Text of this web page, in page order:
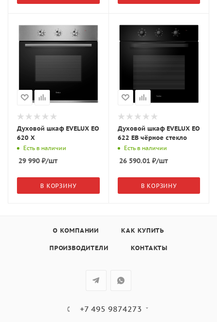
Духовой шкаф EVELUX EO
620 X
Есть в наличии
29 990 ₽/шт
В КОРЗИНУ
Духовой шкаф EVELUX EO
622 EB чёрное стекло
Есть в наличии
26 590.01₽/шт
В КОРЗИНУ
О КОМПАНИИ КАК КУПИТЬ
ПРОИЗВОДИТЕЛИ КОНТАКТЫ
+7 495 9874273